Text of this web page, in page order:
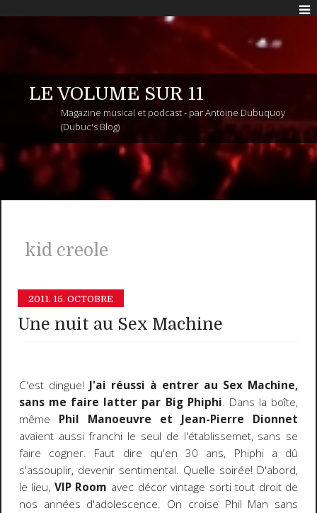
LE VOLUME SUR 11
Magazine musical et podcast - par Antoine Dubuquoy
(Dubuc's Blog)
kid creole
2011. 15. OCTOBRE
Une nuit au Sex Machine
C'est dingue! J'ai réussi à entrer au Sex Machine,
sans me faire latter par Big Phiphi. Dans la boîte,
même Phil Manoeuvre et Jean-Pierre Dionnet
avaient aussi franchi le seul de l'établissemet, sans se
faire cogner. Faut dire qu'en 30 ans, Phiphi a dû
s'assouplir, devenir sentimental. Quelle soirée! D'abord,
le lieu, VIP Room avec décor vintage sorti tout droit de
nos années d'adolescence. On croise Phil Man sans